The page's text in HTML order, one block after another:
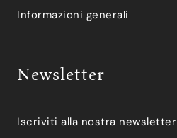
Informazioni generali
Newsletter
Iscriviti alla nostra newsletter